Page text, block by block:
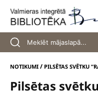
content
NOTIKUMI / PILSĒTAS SVĒTKU
Pilsētas